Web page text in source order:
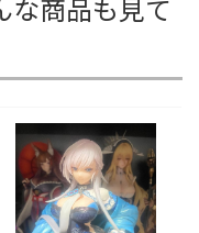
な商品も見て